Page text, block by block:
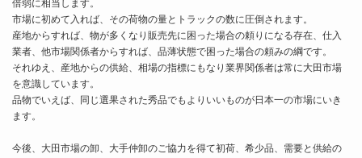
倍弱に相当します。
市場に初めて入れば、その荷物の量とトラックの数に圧倒されます。
産地からすれば、物が多くなり販売先に困った場合の頼りになる存在、仕入
業者、他市場関係者からすれば、品薄状態で困った場合の頼みの綱です。
それゆえ、産地からの供給、相場の指標にもなり業界関係者は常に大田市場
を意識しています。
品物でいえば、同じ選果された秀品でもよりいいものが日本一の市場にいき
ます。
今後、大田市場の卸、大手仲卸のご協力を得て初荷、希少品、需要と供給の